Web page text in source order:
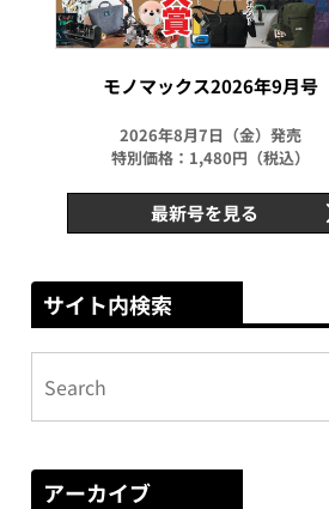
モノマックス2026年9月号
2026年8月7日（金）発売
特別価格：1,480円（税込）
最新号を見る
サイト内検索
アーカイブ